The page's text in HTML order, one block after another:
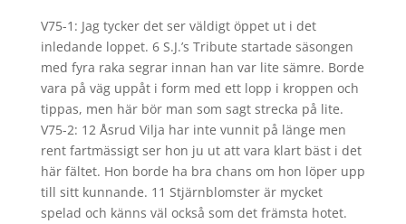
V75-1: Jag tycker det ser väldigt öppet ut i det
inledande loppet. 6 S.J.’s Tribute startade säsongen
med fyra raka segrar innan han var lite sämre. Borde
vara på väg uppåt i form med ett lopp i kroppen och
tippas, men här bör man som sagt strecka på lite.
V75-2: 12 Åsrud Vilja har inte vunnit på länge men
rent fartmässigt ser hon ju ut att vara klart bäst i det
här fältet. Hon borde ha bra chans om hon löper upp
till sitt kunnande. 11 Stjärnblomster är mycket
spelad och känns väl också som det främsta hotet.